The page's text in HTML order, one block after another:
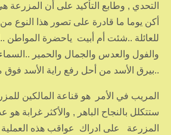
التحدي , وطابع التأكيد على أن المزرعة
أكن يوما ما قادرة على تصور هذا النوع
للعائلة ..شئت أم أبيت ياحضرة المواطن
والفول والعدس والجمال والحمير
..بيرق الأسد من أحل رفع راية الأسد فوق
المريب في الأمر هو قناعة المالكين
ستتكلل بالنجاح الباهر , والأكثر غرابة
المزرعة على ادراك عواقب هذه